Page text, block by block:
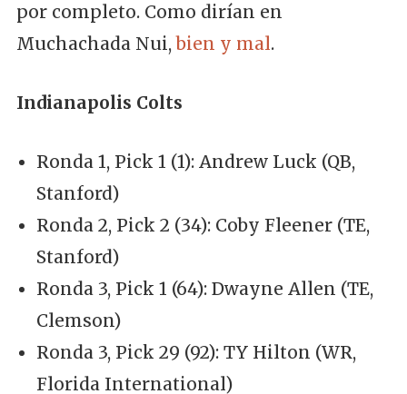
por completo. Como dirían en
Muchachada Nui,bien y mal.
Indianapolis Colts
Ronda 1, Pick 1 (1): Andrew Luck (QB,
Stanford)
Ronda 2, Pick 2 (34): Coby Fleener (TE,
Stanford)
Ronda 3, Pick 1 (64): Dwayne Allen (TE,
Clemson)
Ronda 3, Pick 29 (92): TY Hilton (WR,
Florida International)